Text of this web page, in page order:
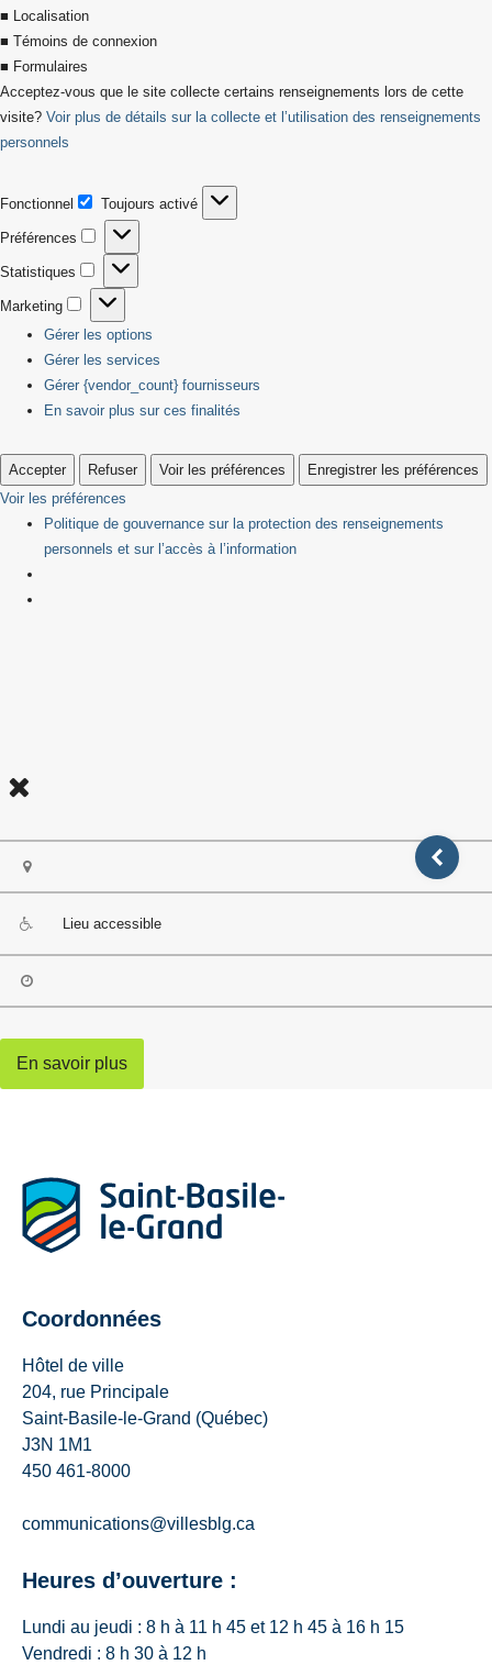
■ Localisation
■ Témoins de connexion
■ Formulaires
Acceptez-vous que le site collecte certains renseignements lors de cette
visite? Voir plus de détails sur la collecte et l’utilisation des renseignements
personnels
Fonctionnel
Fonctionnel
Toujours activé
Préférences
Préférences
Statistiques
Statistiques
Marketing
Marketing
Gérer les options
Gérer les services
Gérer {vendor_count} fournisseurs
En savoir plus sur ces finalités
Accepter Refuser Voir les préférences
Enregistrer les préférences
Voir les préférences
Politique de gouvernance sur la protection des renseignements
personnels et sur l’accès à l’information
Lieu accessible
En savoir plus
Coordonnées
Hôtel de ville
204, rue Principale
Saint-Basile-le-Grand (Québec)
J3N 1M1
450 461-8000
communications@villesblg.ca
Heures d’ouverture :
Lundi au jeudi : 8 h à 11 h 45 et 12 h 45 à 16 h 15
Vendredi : 8 h 30 à 12 h